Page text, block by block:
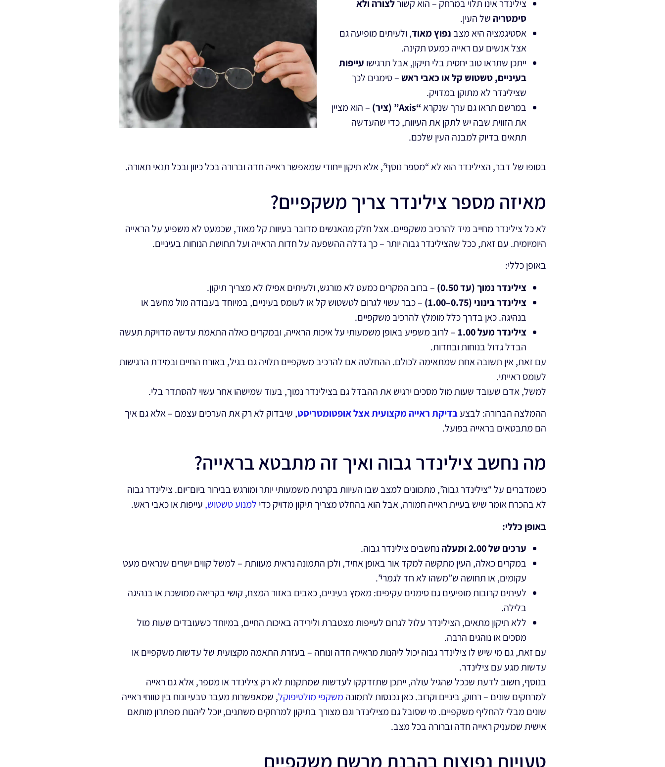
צילינדר אינו תלוי במרחק – הואקשורלצורה ולא
סימטריה של העין.
אסטיגמציה היא מצב נפוץ מאוד, ולעיתים מופיעה גם
אצל אנשים עם ראייה כמעט תקינה.
ייתכן שתראו טוב יחסית בלי תיקון, אבל תרגישו עייפות
בעיניים, טשטוש קל או כאבי ראש – סימנים לכך
שצילינדר לא מתוקן במדויק.
במרשם תראו גם ערך שנקרא“Axis” (ציר)
– הוא מציין
את הזווית שבה יש לתקן את העיוות, כדי שהעדשה
תתאים בדיוק למבנה העין שלכם.
בסופו של דבר, הצילינדר הוא לא “מספר נוסף”, אלא תיקון ייחודי שמאפשר ראייה חדה וברורה בכל כיוון ובכל תנאי תאורה.
מאיזה מספר צילינדר צריך משקפיים?
לא כל צילינדר מחייב מיד להרכיב משקפיים. אצל חלק מהאנשים מדובר בעיוות קל מאוד, שכמעט לא משפיע על הראייה
היומיומית. עם זאת, ככל שהצילינדר גבוה יותר – כך גדלה ההשפעה על חדות הראייה ועל תחושת הנוחות בעיניים.
באופן כללי:
צילינדר נמוך (עד 0.50)
– ברוב המקרים כמעט לא מורגש, ולעיתים אפילו לא מצריך תיקון.
צילינדר בינוני (0.75–1.00)
– כבר עשוי לגרום לטשטוש קל או לעומס בעיניים, במיוחד בעבודה מול מחשב או
בנהיגה. כאן בדרך כלל מומלץ להרכיב משקפיים.
צילינדר מעל 1.00
– לרוב משפיע באופן משמעותי על איכות הראייה, ובמקרים כאלה התאמת עדשה מדויקת תעשה
הבדל גדול בנוחות ובחדות.
עם זאת, אין תשובה אחת שמתאימה לכולם. ההחלטה אם להרכיב משקפיים תלויה גם בגיל, באורח החיים ובמידת הרגישות
לעומס ראייתי.
למשל, אדם שעובד שעות מול מסכים ירגיש את ההבדל גם בצילינדר נמוך, בעוד שמישהו אחר עשוי להסתדר בלי.
ההמלצה הברורה: לבצעבדיקת ראייה מקצועית אצל אופטומטריסט, שיבדוק לא רק את הערכים עצמם – אלא גם איך
הם מתבטאים בראייה בפועל.
מה נחשב צילינדר גבוה ואיך זה מתבטא בראייה?
כשמדברים על “צילינדר גבוה”, מתכוונים למצב שבו העיוות בקרנית משמעותי יותר ומורגש בבירור ביום־יום. צילינדר גבוה
לא בהכרח אומר שיש בעיית ראייה חמורה, אבל הוא בהחלט מצריך תיקון מדויק כדי למנוע טשטוש, עייפות או כאבי ראש.
באופן כללי:
ערכים של 2.00 ומעלה
נחשבים צילינדר גבוה.
במקרים כאלה, העין מתקשה למקד אור באופן אחיד, ולכן התמונה נראית מעוותת – למשל קווים ישרים שנראים מעט
עקומים, או תחושה ש”משהו לא חד לגמרי”.
לעיתים קרובות מופיעים גםסימנים עקיפים: מאמץ בעיניים, כאבים באזור המצח, קושי בקריאה ממושכת או בנהיגה
בלילה.
ללא תיקון מתאים, הצילינדר עלול לגרום לעייפות מצטברת ולירידה באיכות החיים, במיוחד כשעובדים שעות מול
מסכים או נוהגים הרבה.
עם זאת, גם מי שיש לו צילינדר גבוה יכול ליהנות מראייה חדה ונוחה – בעזרת התאמה מקצועית של עדשות משקפיים או
עדשות מגע עם צילינדר.
בנוסף, חשוב לדעת שככל שהגיל עולה, ייתכן שתזדקקו לעדשות שמתקנות לא רק צילינדר או מספר, אלא גם ראייה
למרחקים שונים – רחוק, ביניים וקרוב. כאן נכנסות לתמונה משקפי מולטיפוקל, שמאפשרות מעבר טבעי ונוח בין טווחי ראייה
שונים מבלי להחליף משקפיים. מי שסובל גם מצילינדר וגם מצורך בתיקון למרחקים משתנים, יוכל ליהנות מפתרון מותאם
אישית שמעניק ראייה חדה וברורה בכל מצב.
טעויות נפוצות בהבנת מרשם משקפיים